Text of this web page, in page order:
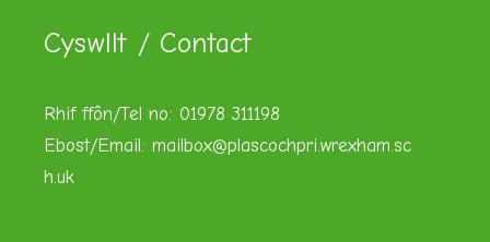
Cyswllt / Contact
Rhif ffôn/Tel no: 01978 311198
Ebost/Email: mailbox@plascochpri.wrexham.sc
h.uk